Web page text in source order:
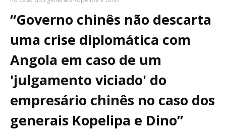
“Governo chinês não descarta
uma crise diplomática com
Angola em caso de um
'julgamento viciado' do
empresário chinês no caso dos
generais Kopelipa e Dino”